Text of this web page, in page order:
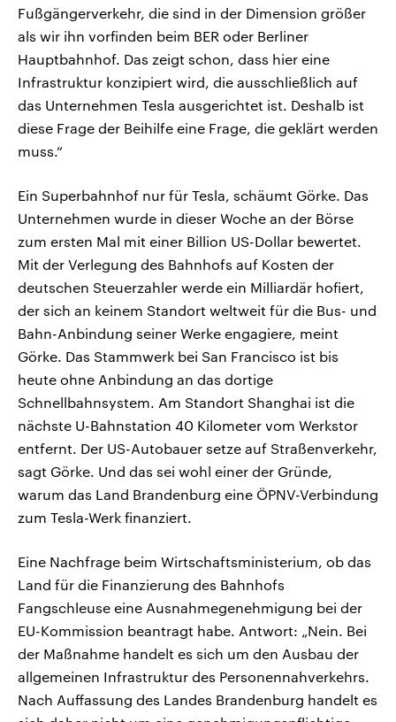
Fußgängerverkehr, die sind in der Dimension größer
als wir ihn vorfinden beim BER oder Berliner
Hauptbahnhof. Das zeigt schon, dass hier eine
Infrastruktur konzipiert wird, die ausschließlich auf
das Unternehmen Tesla ausgerichtet ist. Deshalb ist
diese Frage der Beihilfe eine Frage, die geklärt werden
muss.“
Ein Superbahnhof nur für Tesla, schäumt Görke. Das
Unternehmen wurde in dieser Woche an der Börse
zum ersten Mal mit einer Billion US-Dollar bewertet.
Mit der Verlegung des Bahnhofs auf Kosten der
deutschen Steuerzahler werde ein Milliardär hofiert,
der sich an keinem Standort weltweit für die Bus- und
Bahn-Anbindung seiner Werke engagiere, meint
Görke. Das Stammwerk bei San Francisco ist bis
heute ohne Anbindung an das dortige
Schnellbahnsystem. Am Standort Shanghai ist die
nächste U-Bahnstation 40 Kilometer vom Werkstor
entfernt. Der US-Autobauer setze auf Straßenverkehr,
sagt Görke. Und das sei wohl einer der Gründe,
warum das Land Brandenburg eine ÖPNV-Verbindung
zum Tesla-Werk finanziert.
Eine Nachfrage beim Wirtschaftsministerium, ob das
Land für die Finanzierung des Bahnhofs
Fangschleuse eine Ausnahmegenehmigung bei der
EU-Kommission beantragt habe. Antwort: „Nein. Bei
der Maßnahme handelt es sich um den Ausbau der
allgemeinen Infrastruktur des Personennahverkehrs.
Nach Auffassung des Landes Brandenburg handelt es